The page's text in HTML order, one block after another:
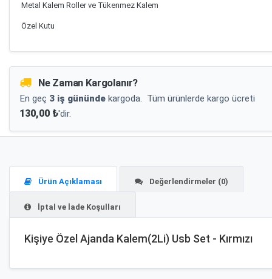
Metal Kalem Roller ve Tükenmez Kalem
Özel Kutu
Ne Zaman Kargolanır?
En geç 3 iş gününde kargoda. Tüm ürünlerde kargo ücreti
130,00 ₺'dir.
Ürün Açıklaması Değerlendirmeler (0)
İptal ve İade Koşulları
Kişiye Özel Ajanda Kalem(2Li) Usb Set - Kırmızı